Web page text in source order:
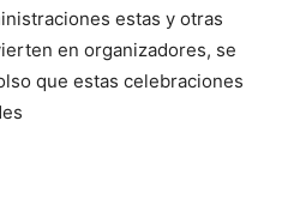
estas y otras
en organizadores, se
que estas celebraciones